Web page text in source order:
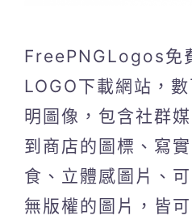
FreePNGLogos免
LOGO下載網站，
明圖像，包含社群
到商店的圖標、寫
食、立體感圖片、
無版權的圖片，皆